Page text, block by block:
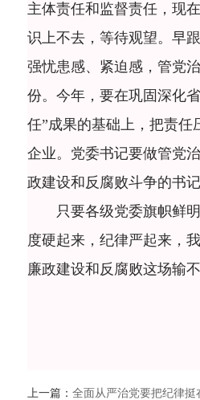
主体责任和监督责任，现
识上不去，等待观望。早
强忧患感、紧迫感，管党
份。今年，要在巩固深化
任”成果的基础上，把责任
企业。党委书记要做管党
政建设和反腐败斗争的书记
只要各级党委旗帜鲜明
度硬起来，纪律严起来，
廉政建设和反腐败这场输
上一篇：全面从严治党要把纪律挺